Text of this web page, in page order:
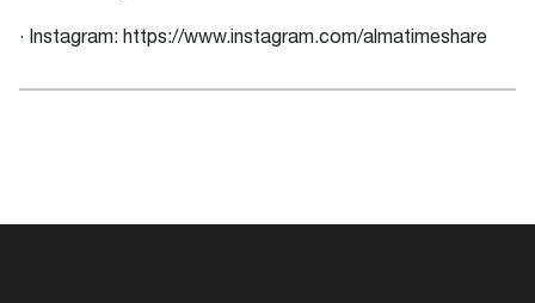
· Instagram: https://www.instagram.com/almatimeshare